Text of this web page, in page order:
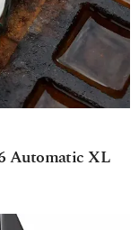
Automatic XL